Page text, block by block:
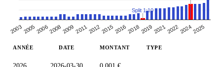
200320052006200820092011201220152016201820192021202220242025
Split 1:10
ANNÉE DATE MONTANT TYPE